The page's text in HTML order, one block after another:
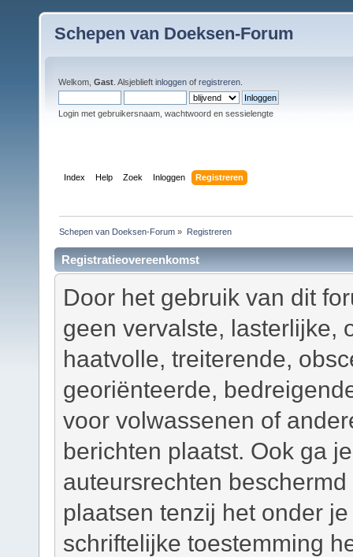
Schepen van Doeksen-Forum
Welkom, Gast . Alsjeblieft inloggen of registreren
Login met gebruikersnaam, wachtwoord en sessielengte
Index Help Zoek Inloggen Registreren
Schepen van Doeksen-Forum » Registreren
Registratieovereenkomst
Door het gebruik van dit
geen vervalste, lasterlijke,
haatvolle, treiterende,
georiënteerde,
voor volwassenen of
berichten plaatst. Ook ga
auteursrechten
plaatsen tenzij het onder
schriftelijke toestemming